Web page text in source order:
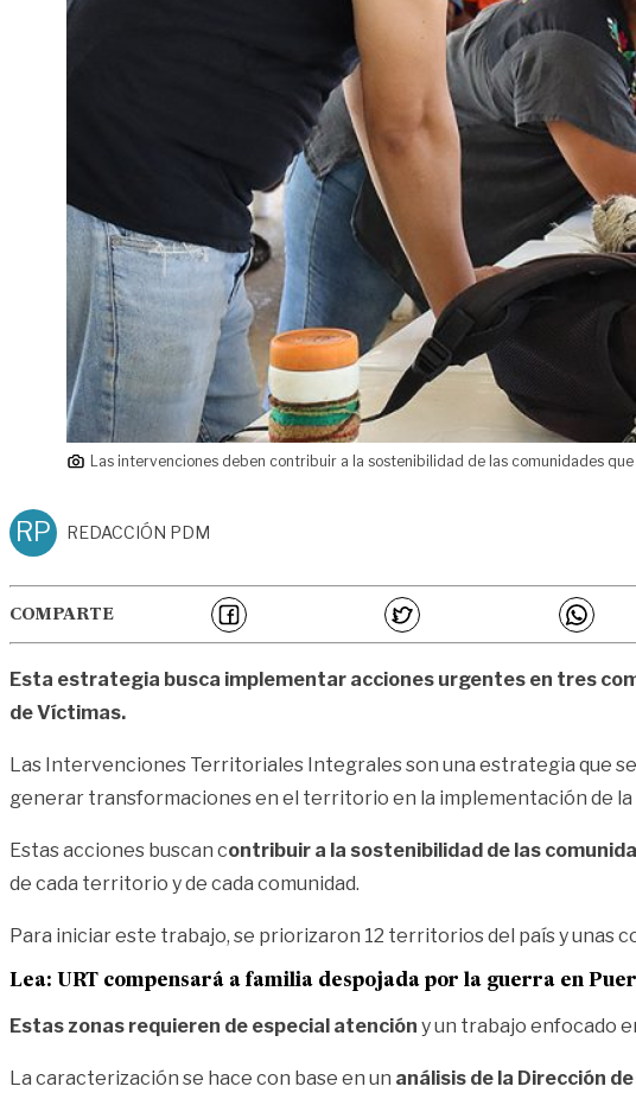
Las intervenciones deben contribuir a la sostenibilidad de las comunidades
RP REDACCIÓN PDM
COMPARTE
Esta estrategia busca implementar acciones urgentes en tres
de Víctimas.
Las Intervenciones Territoriales Integrales son una estrategia que
generar transformaciones en el territorio en la implementación de la
Estas acciones buscan contribuir a la sostenibilidad de las
de cada territorio y de cada comunidad.
Para iniciar este trabajo, se priorizaron 12 territorios del país y unas
Lea: URT compensará a familia despojada por la guerra en
Estas zonas requieren de especial atención y un trabajo enfocado
La caracterización se hace con base en un análisis de la Dirección